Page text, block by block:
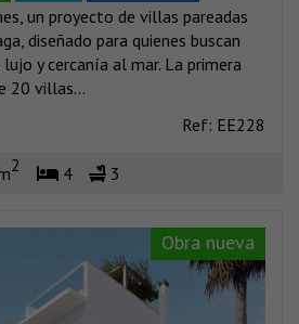
un proyecto de villas pareadas
diseñado para quienes buscan
y cercanía al mar. La primera
20 villas...
Ref: EE228
2 4 3
Obra nueva